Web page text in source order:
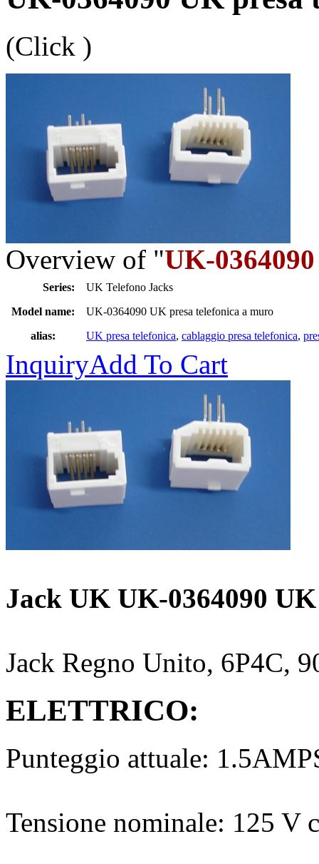
(Click )
Overview of "UK-
Series:
UK Telefono Jacks
Model name:
UK-0364090 UK presa telefonica a muro
alias:
UK presa telefonica, cablaggio presa telefonica,
InquiryAdd To Cart
Jack UK UK-0364090
Jack Regno Unito, 6P4C,
ELETTRICO:
Punteggio attuale:
Tensione nominale: 125 V